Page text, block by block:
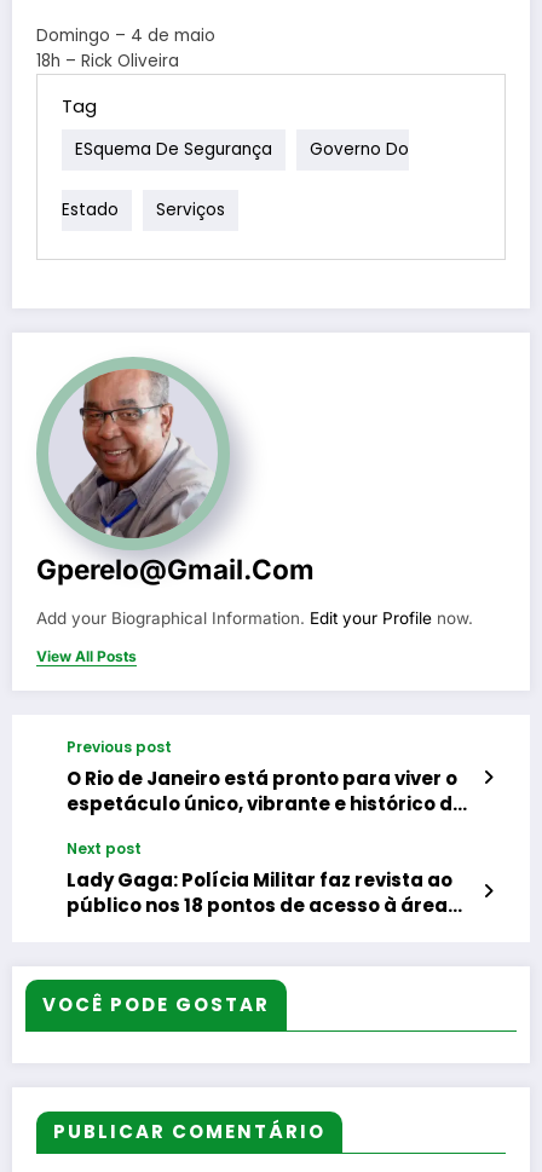
Domingo – 4 de maio
18h – Rick Oliveira
Tag
ESquema De Segurança Governo Do
Estado Serviços
Gperelo@gmail.com
Add your Biographical Information. Edit your Profile now.
View All Posts
Previous post
O Rio de Janeiro está pronto para viver o
espetáculo único, vibrante e histórico da
Next post
Lady Gaga: Polícia Militar faz revista ao
público nos 18 pontos de acesso à área
VOCÊ PODE GOSTAR
PUBLICAR COMENTÁRIO